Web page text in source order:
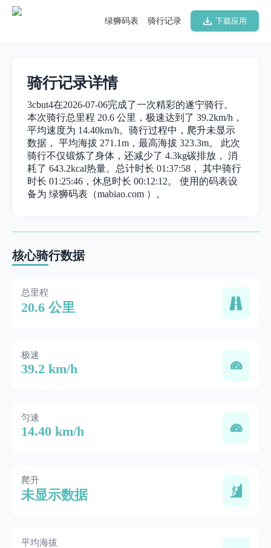
下载应用
骑行记录
绿狮码表
骑行记录详情
3cbut4在2026-07-06完成了一次精彩的遂宁骑行。
本次骑行总里程 20.6 公里，极速达到了 39.2km/h，
平均速度为 14.40km/h。骑行过程中，爬升未显示
数据， 平均海拔 271.1m，最高海拔 323.3m。 此次
骑行不仅锻炼了身体，还减少了 4.3kg碳排放， 消
耗了 643.2kcal热量。总计时长 01:37:58， 其中骑行
时长 01:25:46，休息时长 00:12:12。 使用的码表设
备为 绿狮码表（mabiao.com ）。
核心骑行数据
总里程
20.6 公里
极速
39.2 km/h
匀速
14.40 km/h
爬升
未显示数据
平均海拔